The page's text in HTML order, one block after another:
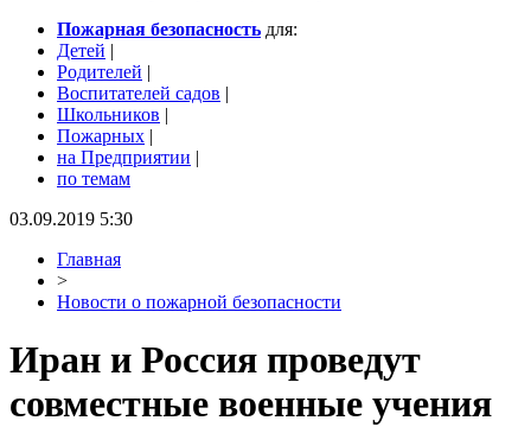
Пожарная безопасность для:
Детей |
Родителей |
Воспитателей садов |
Школьников |
Пожарных |
на Предприятии |
по темам
03.09.2019 5:30
Главная
>
Новости о пожарной безопасности
Иран и Россия проведут
совместные военные учения